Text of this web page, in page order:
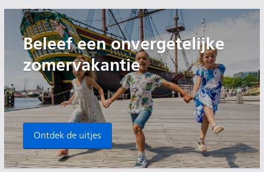
Beleef een onvergetelijke
zomervakantie
Ontdek de uitjes